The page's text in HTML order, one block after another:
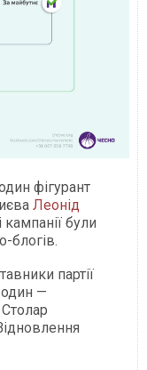
фігурант
Леонід
були
блогів.
партії
один —